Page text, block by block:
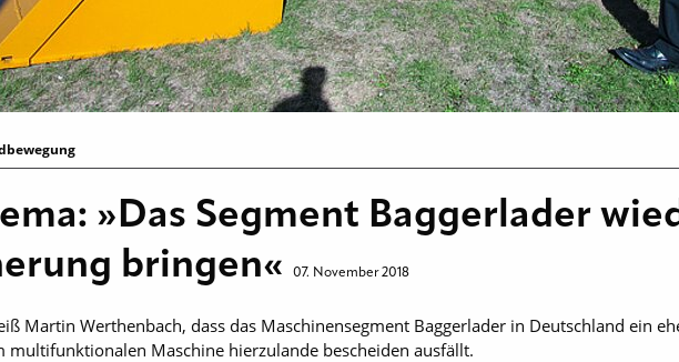
»Das Segment Baggerlader
bringen«
07. November 2018
Martin Werthenbach, dass das Maschinensegment Baggerlader in Deutschland ein
multifunktionalen Maschine hierzulande bescheiden ausfällt.